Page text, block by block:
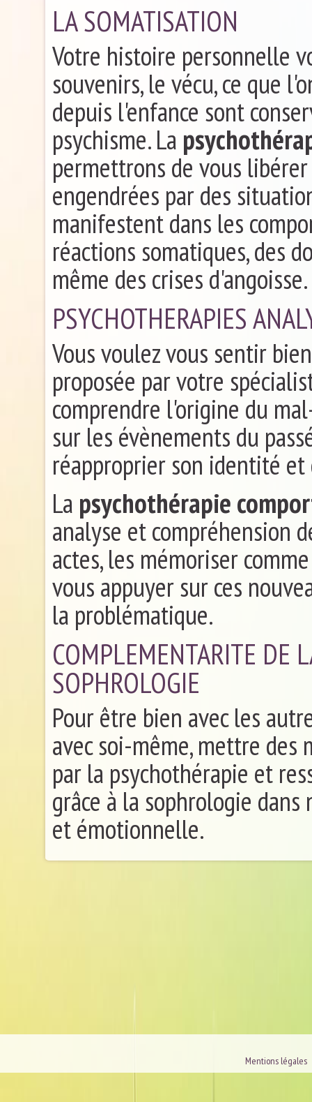
LA SOMATISATION
Votre histoire personnelle
souvenirs, le vécu, ce que
depuis l'enfance sont
psychisme. La
permettrons de vous
engendrées par des
manifestent dans les
réactions somatiques, des
même des crises d'angoisse.
PSYCHOTHERAPIES
Vous voulez vous sentir
proposée par votre
comprendre l'origine du
sur les évènements du
réapproprier son identité
La psychothérapie
analyse et compréhension
actes, les mémoriser
vous appuyer sur ces
la problématique.
COMPLEMENTARITE DE
SOPHROLOGIE
Pour être bien avec les
avec soi-même, mettre des
par la psychothérapie et
grâce à la sophrologie
et émotionnelle.
Mentions légales